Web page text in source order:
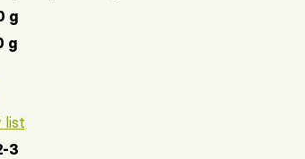
g
g
list
3